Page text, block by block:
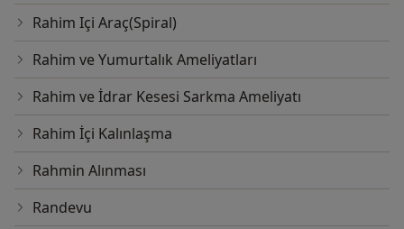
Rahim Içi Araç(Spiral)
Rahim ve Yumurtalık Ameliyatları
Rahim ve İdrar Kesesi Sarkma Ameliyatı
Rahim İçi Kalınlaşma
Rahmin Alınması
Randevu